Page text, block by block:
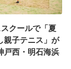
クールで「夏
親子テニス」が
戸西・明石海浜